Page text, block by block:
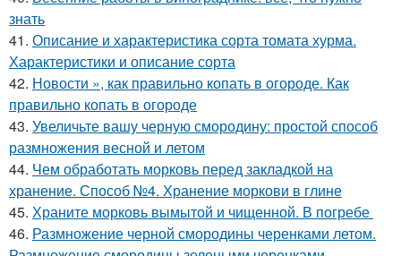
знать
41. Описание и характеристика сорта томата хурма.
Характеристики и описание сорта
42. Новости », как правильно копать в огороде. Как
правильно копать в огороде
43. Увеличьте вашу черную смородину: простой способ
размножения весной и летом
44. Чем обработать морковь перед закладкой на
хранение. Способ №4. Хранение моркови в глине
45. Храните морковь вымытой и чищенной. В погребе
46. Размножение черной смородины черенками летом.